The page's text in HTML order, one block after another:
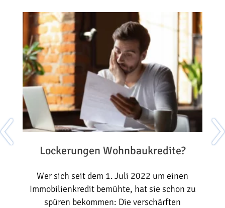
Lockerungen Wohnbaukredite?
Wer sich seit dem 1. Juli 2022 um einen
Immobilienkredit bemühte, hat sie schon zu
spüren bekommen: Die verschärften